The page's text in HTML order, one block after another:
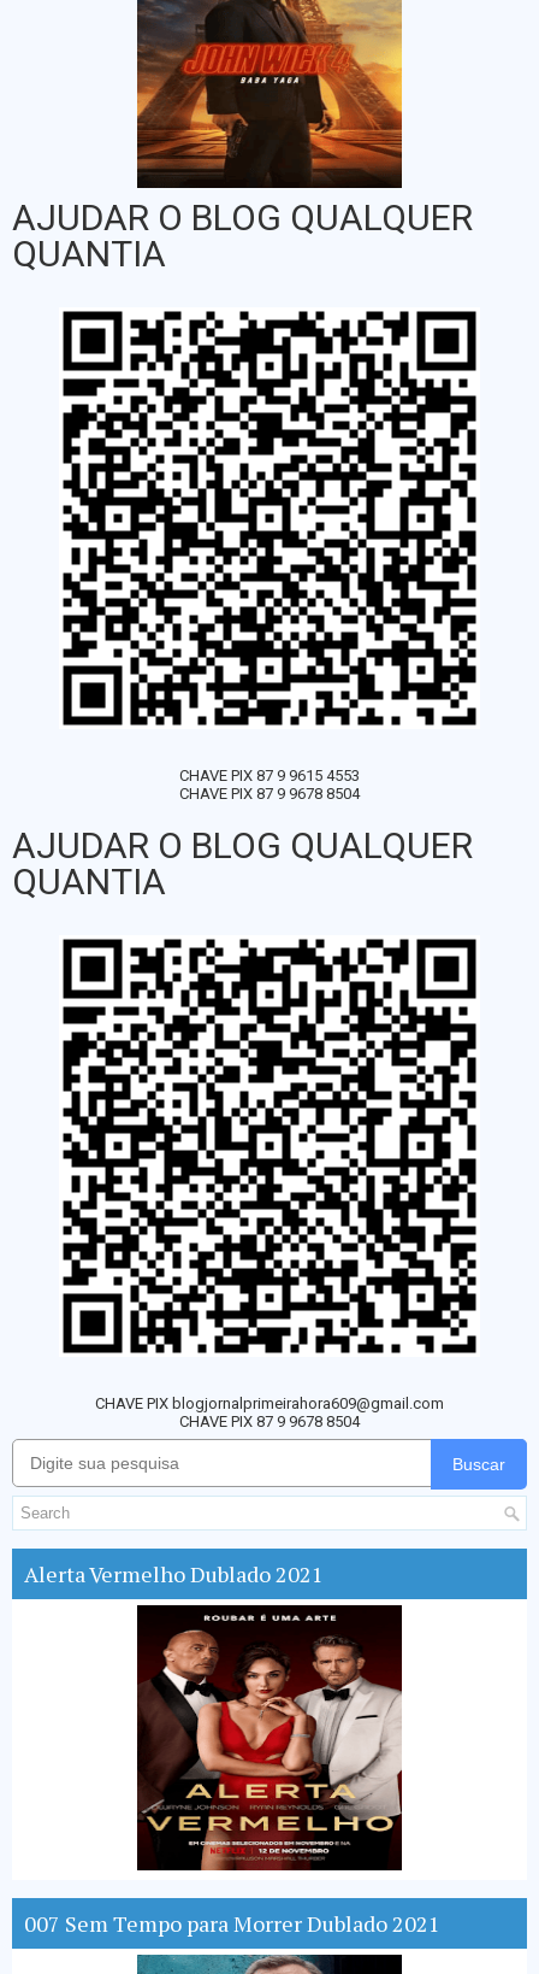
AJUDAR O BLOG QUALQUER
QUANTIA
CHAVE PIX 87 9 9615 4553
CHAVE PIX 87 9 9678 8504
AJUDAR O BLOG QUALQUER
QUANTIA
CHAVE PIX blogjornalprimeirahora609@gmail.com
CHAVE PIX 87 9 9678 8504
Buscar
Alerta Vermelho Dublado 2021
007 Sem Tempo para Morrer Dublado 2021